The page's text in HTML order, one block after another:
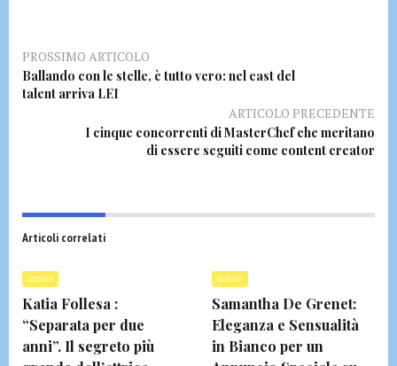
PROSSIMO ARTICOLO
Ballando con le stelle, è tutto vero: nel cast del
talent arriva LEI
ARTICOLO PRECEDENTE
I cinque concorrenti di MasterChef che meritano
di essere seguiti come content creator
Articoli correlati
GOSSIP
Katia Follesa :
“Separata per due
anni”. Il segreto più
GOSSIP
Samantha De Grenet:
Eleganza e Sensualità
in Bianco per un